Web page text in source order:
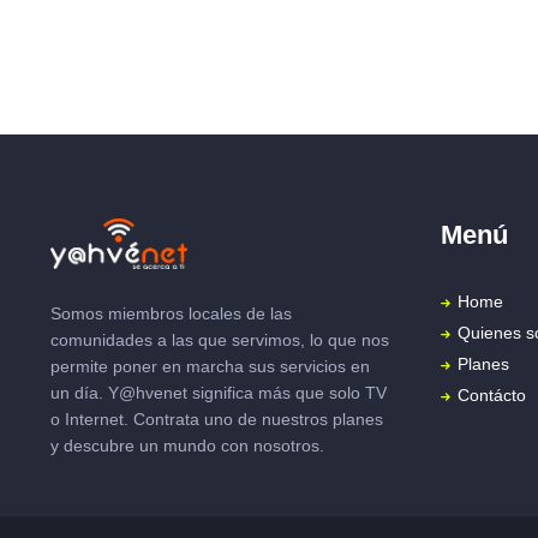
Somos miembros locales de las
comunidades a las que servimos, lo que nos
permite poner en marcha sus servicios en
un día. Y@hvenet significa más que solo TV
o Internet. Contrata uno de nuestros planes
y descubre un mundo con nosotros.
Menú
Home
Quienes
Planes
Contácto